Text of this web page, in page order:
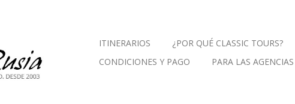
ITINERARIOS ¿POR QUÉ CLASSIC TOURS?
CONDICIONES Y PAGO
PARA LAS AGENCIAS